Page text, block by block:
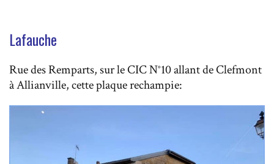
Lafauche
Rue des Remparts, sur le CIC N°10 allant de Clefmont
à Allianville, cette plaque rechampie: